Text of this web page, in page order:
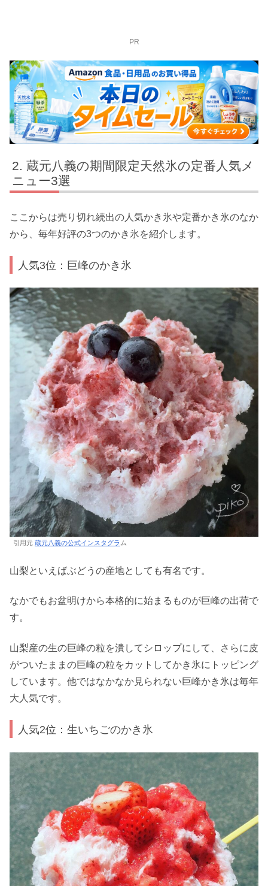
PR
蔵元八義の期間限定天然氷の定番人気メ
ニュー3選
ここからは売り切れ続出の人気かき氷や定番かき氷のなか
から、毎年好評の3つのかき氷を紹介します。
人気3位：巨峰のかき氷
引用元 蔵元八義の公式インスタグラム
山梨といえばぶどうの産地としても有名です。
なかでもお盆明けから本格的に始まるものが巨峰の出荷で
す。
山梨産の生の巨峰の粒を潰してシロップにして、さらに皮
がついたままの巨峰の粒をカットしてかき氷にトッピング
しています。他ではなかなか見られない巨峰かき氷は毎年
大人気です。
人気2位：生いちごのかき氷